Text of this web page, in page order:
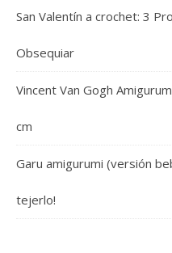
San Valentín a crochet: 3
Obsequiar
Vincent Van Gogh
cm
Garu amigurumi (versión
tejerlo!